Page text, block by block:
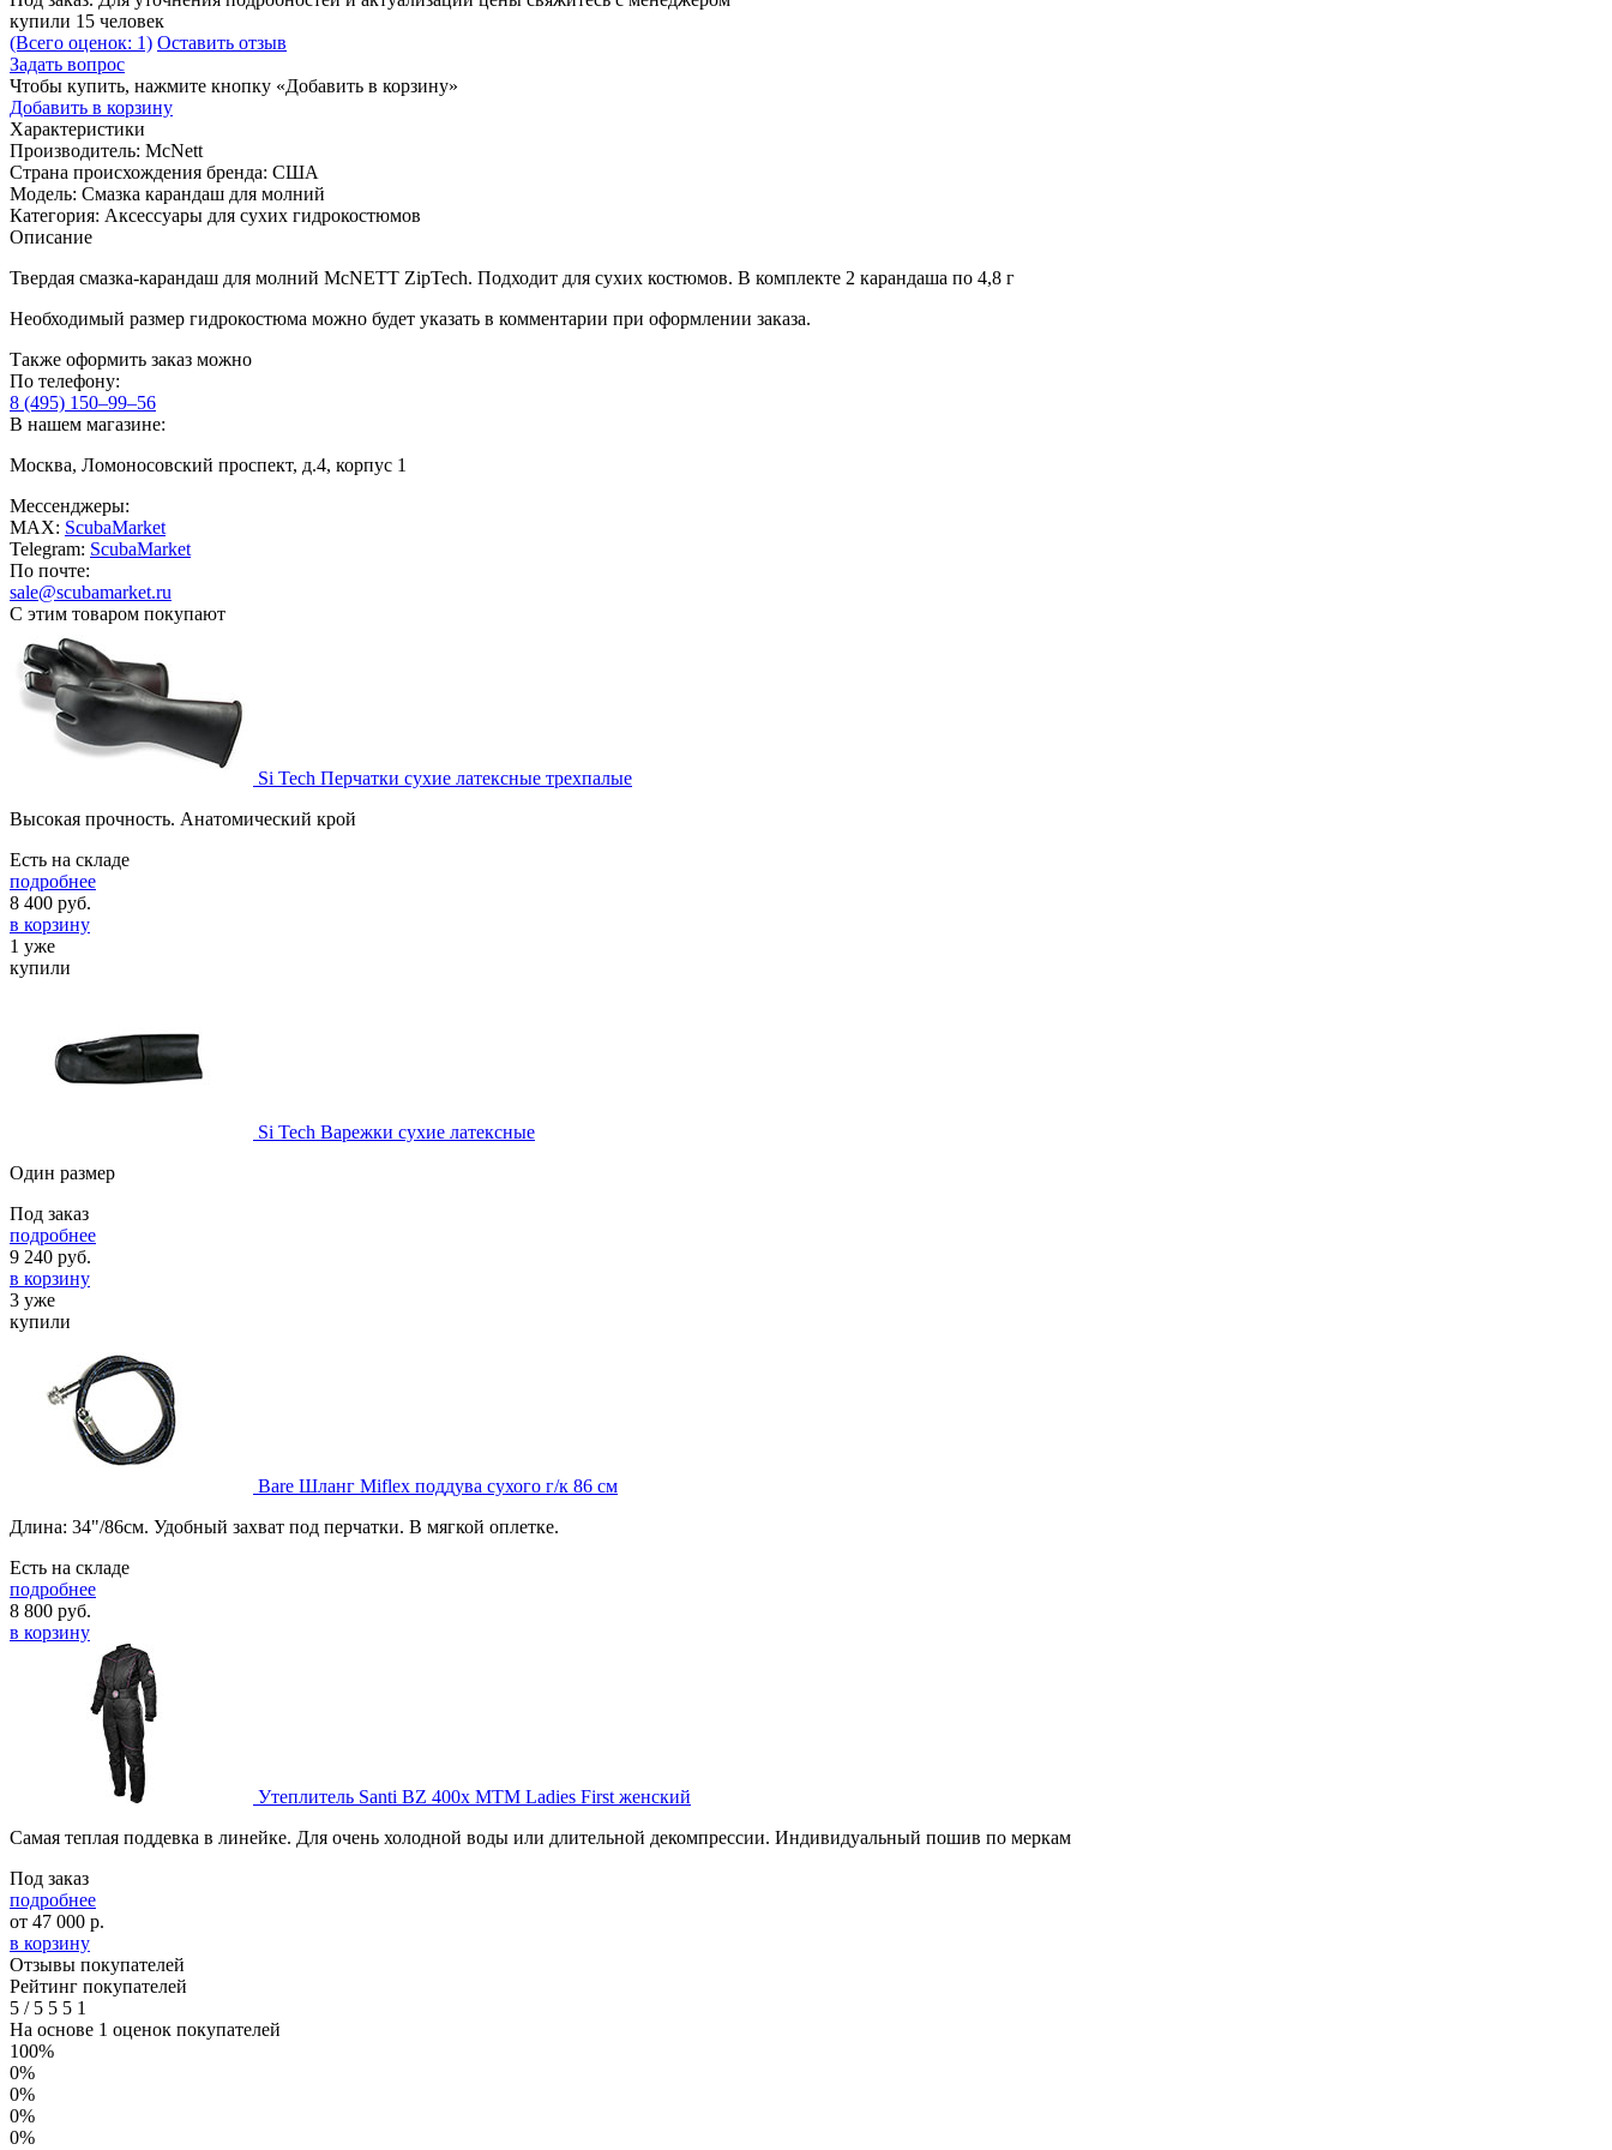
купили 15 человек
(Всего оценок: 1) Оставить отзыв
Задать вопрос
Чтобы купить, нажмите кнопку «Добавить в корзину»
Добавить в корзину
Характеристики
Производитель: McNett
Страна происхождения бренда: США
Модель: Смазка карандаш для молний
Категория: Аксессуары для сухих гидрокостюмов
Описание
Твердая смазка-карандаш для молний McNETT ZipTech. Подходит для сухих костюмов. В комплекте 2 карандаша по 4,8 г
Необходимый размер гидрокостюма можно будет указать в комментарии при оформлении заказа.
Также оформить заказ можно
По телефону:
8 (495) 150–99–56
В нашем магазине:
Москва, Ломоносовский проспект, д.4, корпус 1
Мессенджеры:
MAX: ScubaMarket
Telegram: ScubaMarket
По почте:
sale@scubamarket.ru
С этим товаром покупают
Si Tech Перчатки сухие латексные трехпалые
Высокая прочность. Анатомический крой
Есть на складе
подробнее
8 400 руб.
в корзину
1 уже
купили
Si Tech Варежки сухие латексные
Один размер
Под заказ
подробнее
9 240 руб.
в корзину
3 уже
купили
Bare Шланг Miflex поддува сухого г/к 86 см
Длина: 34"/86см. Удобный захват под перчатки. В мягкой оплетке.
Есть на складе
подробнее
8 800 руб.
в корзину
Утеплитель Santi BZ 400x MTM Ladies First женский
Самая теплая поддевка в линейке. Для очень холодной воды или длительной декомпрессии. Индивидуальный пошив по меркам
Под заказ
подробнее
от 47 000 р.
в корзину
Отзывы покупателей
Рейтинг покупателей
5 /5 5 5 1
На основе 1 оценок покупателей
100%
0%
0%
0%
0%